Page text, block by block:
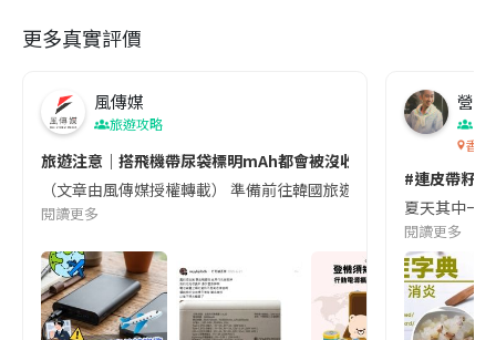
更多真實評價
風傳媒
旅遊攻略
旅遊注意｜搭飛機帶尿袋標明mAh都會被沒收😱出發前切記檢查
（文章由風傳媒授權轉載） 準備前往韓國旅遊的民眾，近期要
閱讀更多
營養
香港
#連皮帶籽
夏天其中一
閱讀更多